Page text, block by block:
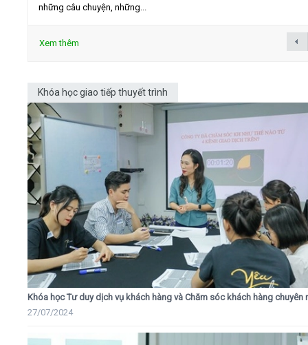
những câu chuyện, những...
Xem thêm
Khóa học giao tiếp thuyết trình
Khóa học Tư duy dịch vụ khách hàng và Chăm sóc khách hàng chuyên
27/07/2024